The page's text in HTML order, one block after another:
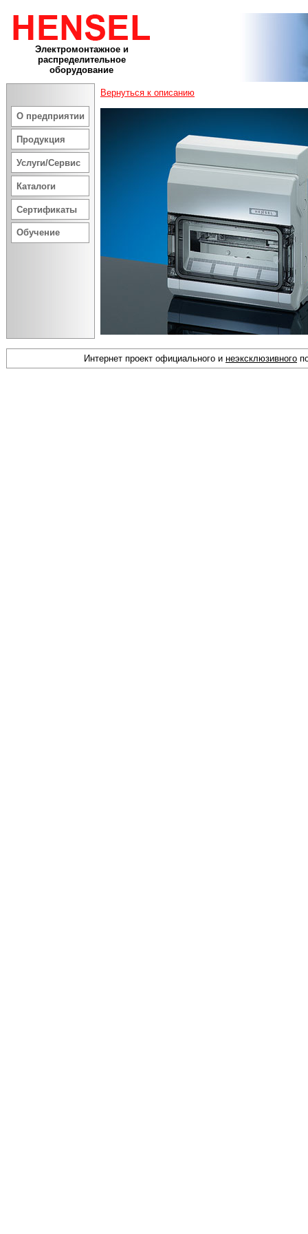
Электромонтажное и
распределительное
оборудование
О предприятии
Продукция
Услуги/Сервис
Каталоги
Сертификаты
Обучение
Вернуться к описанию
Интернет проект официального и неэксклюзивного